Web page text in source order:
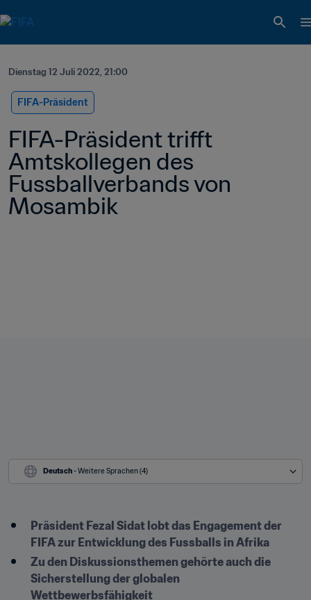
Dienstag 12 Juli 2022, 21:00
FIFA-Präsident
FIFA-Präsident trifft
Amtskollegen des
Fussballverbands von
Mosambik
Deutsch - Weitere Sprachen (4)
Präsident Fezal Sidat lobt das Engagement der
FIFA zur Entwicklung des Fussballs in Afrika
Zu den Diskussionsthemen gehörte auch die
Sicherstellung der globalen
Wettbewerbsfähigkeit